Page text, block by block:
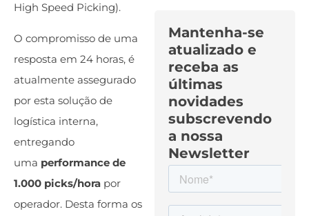
High Speed Picking).
O compromisso de uma
resposta em 24 horas, é
atualmente assegurado
por esta solução de
logística interna,
entregando
uma performance de
1.000 picks/hora por
operador. Desta forma os
Mantenha-se
atualizado e
receba as
últimas
novidades
subscrevendo
a nossa
Newsletter